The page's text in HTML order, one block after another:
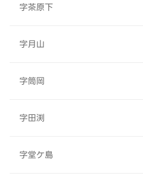
字茶原下
字月山
字筒岡
字田渕
字堂ケ島